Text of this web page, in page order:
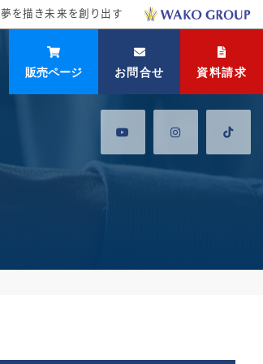
夢を描き未来を創り出す
販売ページ お問合せ 資料請求